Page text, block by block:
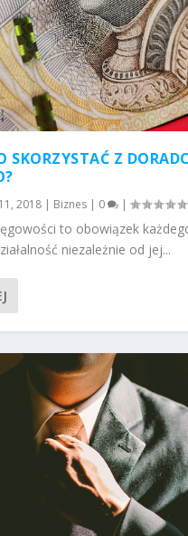
SKORZYSTAĆ Z
2018 | Biznes | 0 |
to obowiązek
niezależnie od jej...